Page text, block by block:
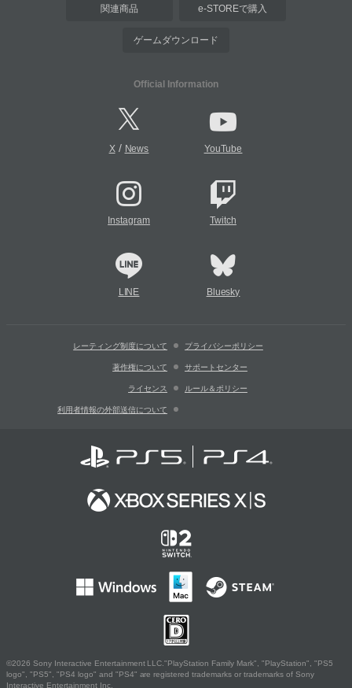
関連商品 e-STOREで購入
ゲームダウンロード
Official Information
X/ News YouTube
Instagram Twitch
LINE Bluesky
レーティング制度について プライバシーポリシー
著作権について サポートセンター
ライセンス ルール＆ポリシー
利用者情報の外部送信について
©2026 Sony Interactive Entertainment LLC."PlayStation Family Mark", "PlayStation", "PS5
logo", "PS5", "PS4 logo" and "PS4" are registered trademarks or trademarks of Sony
Interactive Entertainment Inc.